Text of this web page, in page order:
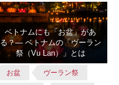
ベトナムにも「お盆」があ
る？― ベトナムの「ヴーラン
祭（Vu Lan）」とは
お盆 ヴーラン祭